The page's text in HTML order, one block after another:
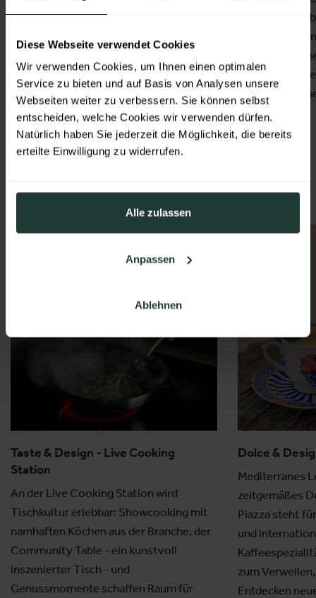
Diese Webseite verwendet Cookies
Wir verwenden Cookies, um Ihnen einen optimalen
Service zu bieten und auf Basis von Analysen unsere
Webseiten weiter zu verbessern. Sie können selbst
entscheiden, welche Cookies wir verwenden dürfen.
Natürlich haben Sie jederzeit die Möglichkeit, die bereits
erteilte Einwilligung zu widerrufen.
Alle zulassen
Anpassen
Ablehnen
Textilien, Beleuchtung, Kleinmöbel und
Ein starkes, vielseitiges Sortiment für
Händler, Innenarchitekten, Einrichter
sowie Floristen und Gartencenter, die
stilvolle Lebensräume inszenieren.
gestaltete
Perfekt für
und den
die ihren
und
möchten.
Die Erlebnisräume
Taste & Design - Live Cooking
Station
An der Live Cooking Station wird
Tischkultur erlebbar: Showcooking mit
namhaften Köchen aus der Branche, der
Community Table - ein kunstvoll
inszenierter Tisch - und
Genussmomente schaffen Raum für
Dolce &
Mediterranes
zeitgemäßes
Piazza steht
und
zum
Entdecken